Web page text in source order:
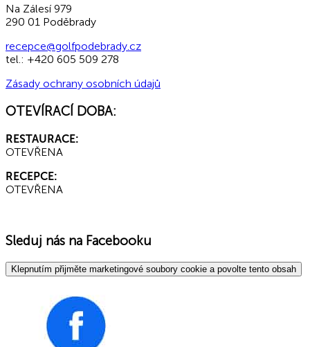
Na Zálesí 979
290 01 Poděbrady
recepce@golfpodebrady.cz
tel.: +420 605 509 278
Zásady ochrany osobních údajů
OTEVÍRACÍ DOBA:
RESTAURACE:
OTEVŘENA
RECEPCE:
OTEVŘENA
Sleduj nás na Facebooku
Klepnutím přijměte marketingové soubory cookie a povolte tento obsah